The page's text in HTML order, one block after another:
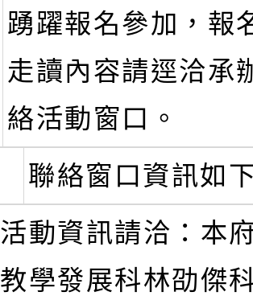
踴躍報名參加，報
走讀內容請逕洽承
絡活動窗口。
聯絡窗口資訊如
活動資訊請洽：本
教學發展科林劭傑